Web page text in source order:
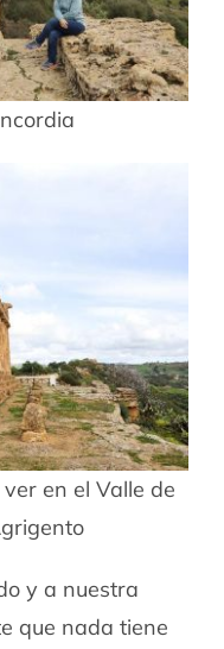
en el Valle de
y a nuestra
que nada tiene